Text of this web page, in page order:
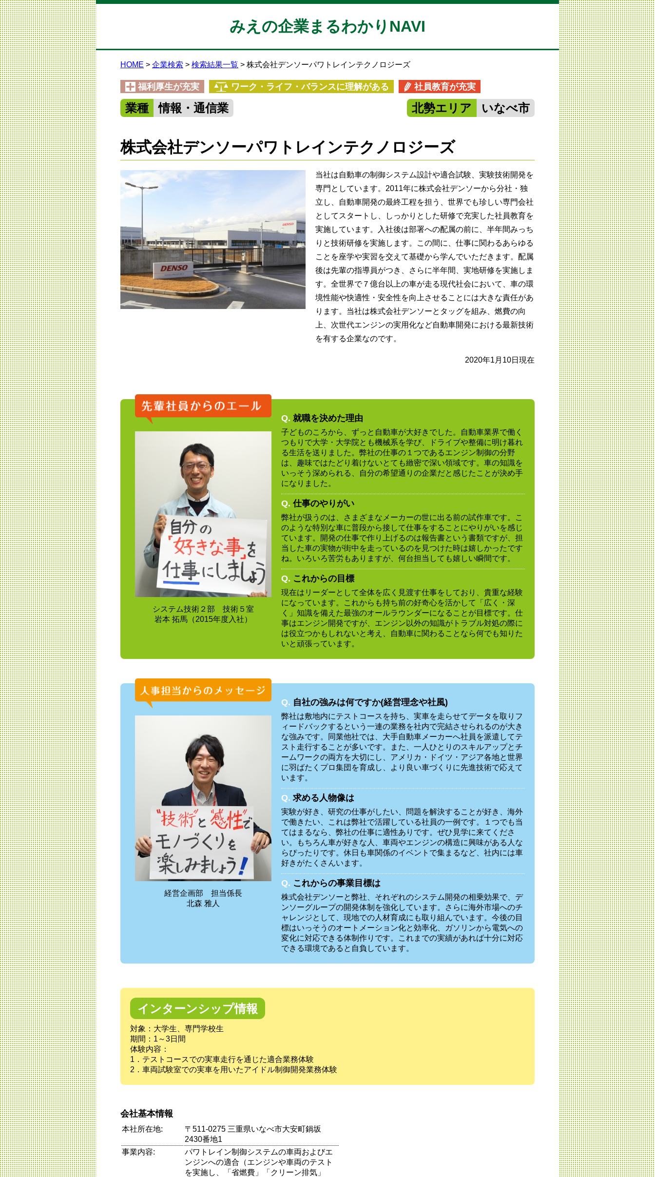
みえの企業まるわかりNAVI
HOME 企業検索 検索結果一覧 株式会社デンソーパワトレインテクノロジーズ
福利厚生が充実 ワーク・ライフ・バランスに理解がある 社員教育が充実
業種 情報・通信業 北勢エリア いなべ市
株式会社デンソーパワトレインテクノロジーズ
当社は自動車の制御システム設計や適合試験、実験技術開発を
専門としています。2011年に株式会社デンソーから分社・独
立し、自動車開発の最終工程を担う、世界でも珍しい専門会社
としてスタートし、しっかりとした研修で充実した社員教育を
実施しています。入社後は部署への配属の前に、半年間みっち
りと技術研修を実施します。この間に、仕事に関わるあらゆる
ことを座学や実習を交えて基礎から学んでいただきます。配属
後は先輩の指導員がつき、さらに半年間、実地研修を実施しま
す。全世界で７億台以上の車が走る現代社会において、車の環
境性能や快適性・安全性を向上させることには大きな責任があ
ります。当社は株式会社デンソーとタッグを組み、燃費の向
上、次世代エンジンの実用化など自動車開発における最新技術
を有する企業なのです。
2020年1月10日現在
システム技術２部 技術５室
岩本 拓馬（2015年度入社）
Q. 就職を決めた理由
子どものころから、ずっと自動車が大好きでした。自動車業界で働く
つもりで大学・大学院とも機械系を学び、ドライブや整備に明け暮れ
る生活を送りました。弊社の仕事の１つであるエンジン制御の分野
は、趣味ではたどり着けないとても緻密で深い領域です。車の知識を
いっそう深められる、自分の希望通りの企業だと感じたことが決め手
になりました。
Q. 仕事のやりがい
弊社が扱うのは、さまざまなメーカーの世に出る前の試作車です。こ
のような特別な車に普段から接して仕事をすることにやりがいを感じ
ています。開発の仕事で作り上げるのは報告書という書類ですが、担
当した車の実物が街中を走っているのを見つけた時は嬉しかったです
ね。いろいろ苦労もありますが、何台担当しても嬉しい瞬間です。
Q. これからの目標
現在はリーダーとして全体を広く見渡す仕事をしており、貴重な経験
になっています。これからも持ち前の好奇心を活かして「広く・深
く」知識を備えた最強のオールラウンダーになることが目標です。仕
事はエンジン開発ですが、エンジン以外の知識がトラブル対処の際に
は役立つかもしれないと考え、自動車に関わることなら何でも知りた
いと頑張っています。
経営企画部 担当係長
北森 雅人
Q. 自社の強みは何ですか(経営理念や社風)
弊社は敷地内にテストコースを持ち、実車を走らせてデータを取りフ
ィードバックするという一連の業務を社内で完結させられるのが大き
な強みです。同業他社では、大手自動車メーカーへ社員を派遣してテ
スト走行することが多いです。また、一人ひとりのスキルアップとチ
ームワークの両方を大切にし、アメリカ・ドイツ・アジア各地と世界
に羽ばたくプロ集団を育成し、より良い車づくりに先進技術で応えて
います。
Q. 求める人物像は
実験が好き、研究の仕事がしたい、問題を解決することが好き、海外
で働きたい、これは弊社で活躍している社員の一例です。１つでも当
てはまるなら、弊社の仕事に適性ありです。ぜひ見学に来てくださ
い。もちろん車が好きな人、車両やエンジンの構造に興味がある人な
らぴったりです。休日も車関係のイベントで集まるなど、社内には車
好きがたくさんいます。
Q. これからの事業目標は
株式会社デンソーと弊社、それぞれのシステム開発の相乗効果で、デ
ンソーグループの開発体制を強化しています。さらに海外市場へのチ
ャレンジとして、現地での人材育成にも取り組んでいます。今後の目
標はいっそうのオートメーション化と効率化、ガソリンから電気への
変化に対応できる体制作りです。これまでの実績があれば十分に対応
できる環境であると自負しています。
インターンシップ情報
対象：大学生、専門学校生
期間：1～3日間
体験内容：
1．テストコースでの実車走行を通じた適合業務体験
2．車両試験室での実車を用いたアイドル制御開発業務体験
会社基本情報
本社所在地:
〒511-0275 三重県いなべ市大安町鍋坂
2430番地1
事業内容:
パワトレイン制御システムの車両およびエ
ンジンへの適合（エンジンや車両のテスト
を実施し、「省燃費」「クリーン排気」